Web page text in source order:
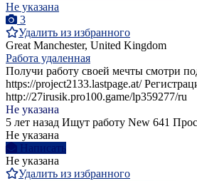
Не указана
3
Удалить из избранного
Great Manchester, United Kingdom
Работа удаленная
Получи работу своей мечты смотри
https://project2133.lastpage.at/
http://27irusik.pro100.game/lp359277/ru
Не указана
5 лет назад Ищут работу New 641
Не указана
Написать
Не указана
Удалить из избранного